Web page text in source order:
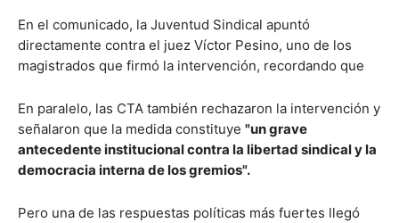
En el comunicado, la Juventud Sindical apuntó
directamente contra el juez Víctor Pesino, uno de los
magistrados que firmó la intervención, recordando que
En paralelo, las CTA también rechazaron la intervención y
señalaron que la medida constituye "un grave
antecedente institucional contra la libertad sindical y la
democracia interna de los gremios".
Pero una de las respuestas políticas más fuertes llegó